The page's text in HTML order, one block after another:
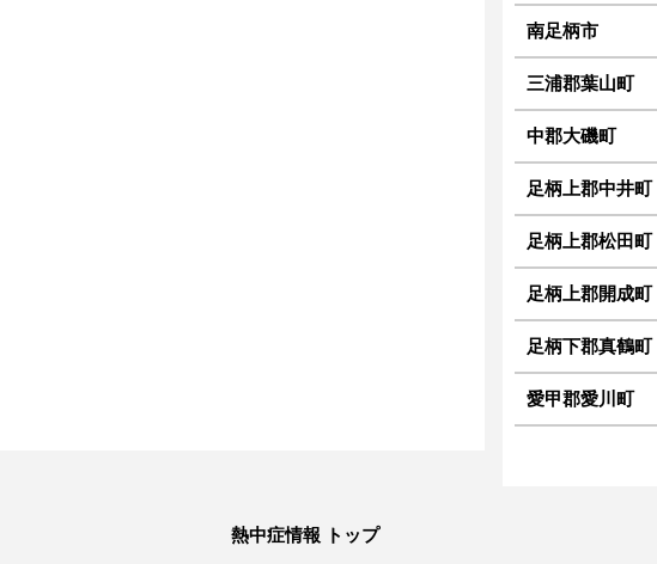
南足柄市
三浦郡葉山町
中郡大磯町
足柄上郡中井町
足柄上郡松田町
足柄上郡開成町
足柄下郡真鶴町
愛甲郡愛川町
熱中症情報 トップ